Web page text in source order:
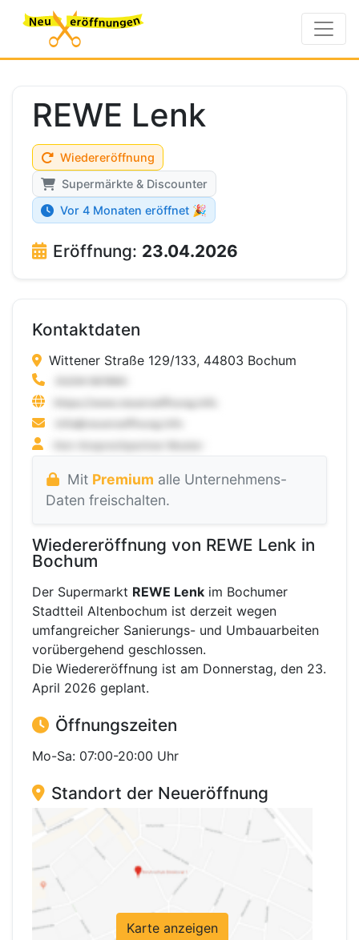
REWE Lenk
Wiedereröffnung
Supermärkte & Discounter
Vor 4 Monaten eröffnet 🎉
Eröffnung: 23.04.2026
Kontaktdaten
Wittener Straße 129/133, 44803 Bochum
Mit Premium alle Unternehmens-
Daten freischalten.
Wiedereröffnung von REWE Lenk in
Bochum
Der Supermarkt REWE Lenk im Bochumer
Stadtteil Altenbochum ist derzeit wegen
umfangreicher Sanierungs- und Umbauarbeiten
vorübergehend geschlossen.
Die Wiedereröffnung ist am Donnerstag, den 23.
April 2026 geplant.
Öffnungszeiten
Mo-Sa: 07:00-20:00 Uhr
Standort der Neueröffnung
Karte anzeigen